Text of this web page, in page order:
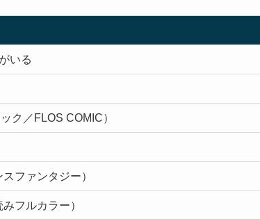
いる
ク／FLOS COMIC）
ファンタジー）
フルカラー）